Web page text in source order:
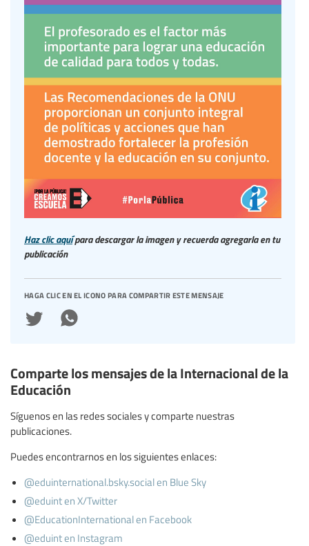
Haz clic aquípara descargar la imagen y recuerda agregarla en tu
publicación
haga clic en el icono para compartir este mensaje
Comparte los mensajes de la Internacional de la
Educación
Síguenos en las redes sociales y comparte nuestras
publicaciones.
Puedes encontrarnos en los siguientes enlaces:
@eduinternational.bsky.social en Blue Sky
@eduint en X/Twitter
@EducationInternational en Facebook
@eduint en Instagram